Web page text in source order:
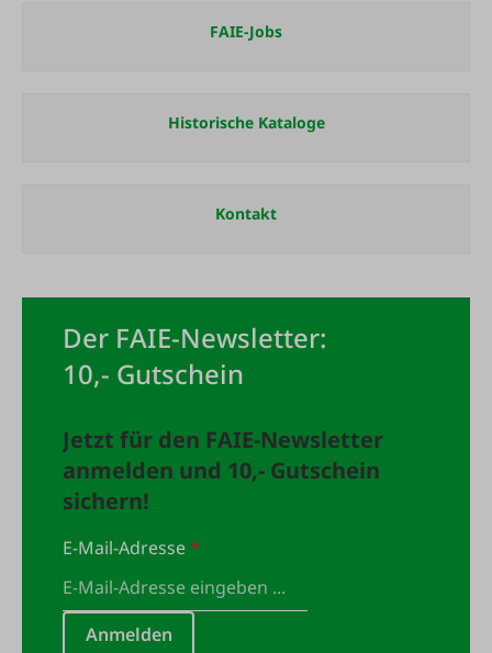
FAIE-Jobs
Historische Kataloge
Kontakt
Der FAIE-Newsletter:
10,- Gutschein
Jetzt für den FAIE-Newsletter
anmelden und 10,- Gutschein
sichern!
E-Mail-Adresse*
Anmelden